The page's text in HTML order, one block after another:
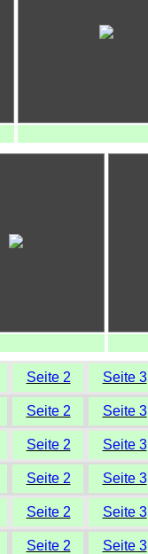
Seite 2 Seite 3
Seite 2 Seite 3
Seite 2 Seite 3
Seite 2 Seite 3
Seite 2 Seite 3
Seite 2 Seite 3